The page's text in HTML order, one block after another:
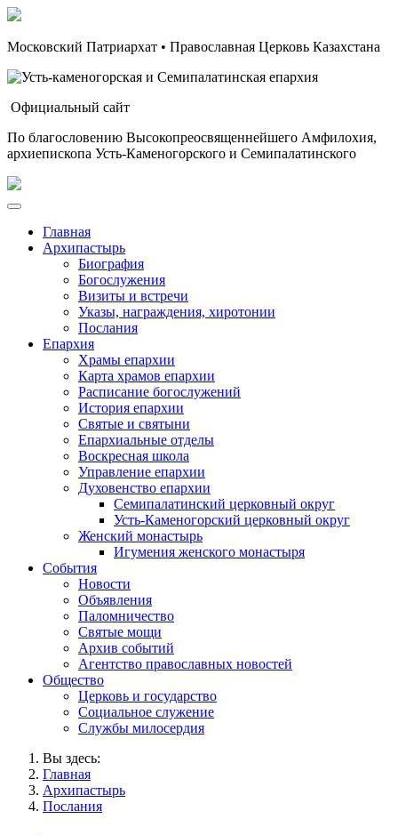
Московский Патриархат • Православная Церковь Казахстана
Официальный сайт
По благословению Высокопреосвященнейшего Амфилохия,
архиепископа Усть-Каменогорского и Семипалатинского
Главная
Архипастырь
Биография
Богослужения
Визиты и встречи
Указы, награждения, хиротонии
Послания
Епархия
Храмы епархии
Карта храмов епархии
Расписание богослужений
История епархии
Святые и святыни
Епархиальные отделы
Воскресная школа
Управление епархии
Духовенство епархии
Семипалатинский церковный округ
Усть-Каменогорский церковный округ
Женский монастырь
Игумения женского монастыря
События
Новости
Объявления
Паломничество
Святые мощи
Архив событий
Агентство православных новостей
Общество
Церковь и государство
Социальное служение
Службы милосердия
Вы здесь:
Главная
Архипастырь
Послания